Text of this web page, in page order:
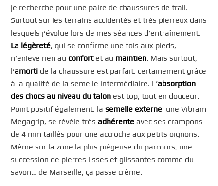
je recherche pour une paire de chaussures de trail.
Surtout sur les terrains accidentés et très pierreux dans
lesquels j’évolue lors de mes séances d’entraînement.
La légèreté, qui se confirme une fois aux pieds,
n’enlève rien au confortet au maintien. Mais surtout,
l’amorti de la chaussure est parfait, certainement grâce
à la qualité de la semelle intermédiaire. L’absorption
des chocs au niveau du talon est top, tout en douceur.
Point positif également, lasemelle externe, une Vibram
Megagrip, se révèle trèsadhérente avec ses crampons
de 4 mm taillés pour une accroche aux petits oignons.
Même sur la zone la plus piégeuse du parcours, une
succession de pierres lisses et glissantes comme du
savon… de Marseille, ça passe crème.